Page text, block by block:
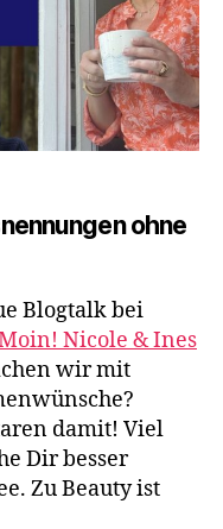
ohne
Blogtalk bei
Nicole & Ines
wir mit
damit! Viel
Dir besser
Zu Beauty ist